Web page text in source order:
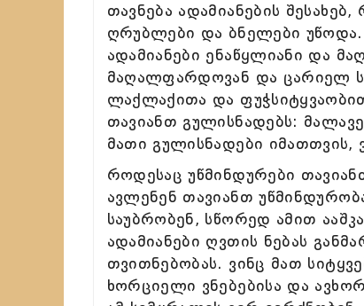
თავნება ადამიანების
ღრუბლები და ბნელები უწოდა.
ადამიანები ენაწყლიანი და
მაღალფარდოვან და ცარიელ
ლაქლაქითა და
თავიანთ გულისნადებს:
მათი გულისნადები იმათთვის,
როდესაც უწმინდურები
ავლენენ თავიანთ
საუბრობენ, სწორედ ამით
ადამიანები ღვთის ნებას
თვითნებობას. ვინც მათ
ხორციელი ვნებებისა და